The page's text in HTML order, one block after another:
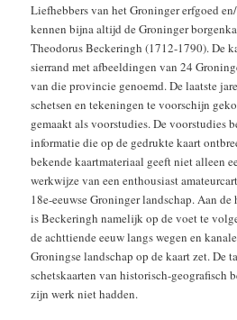
Liefhebbers van het Groninger erfgoed
kennen bijna altijd de Groninger
Theodorus Beckeringh (1712-1790). De
sierrand met afbeeldingen van 24
van die provincie genoemd. De laatste
schetsen en tekeningen te voorschijn
gemaakt als voorstudies. De voorstudies
informatie die op de gedrukte kaart
bekende kaartmateriaal geeft niet alleen
werkwijze van een enthousiast
18e-eeuwse Groninger landschap. Aan de
is Beckeringh namelijk op de voet te
de achttiende eeuw langs wegen en
Groningse landschap op de kaart zet. De
schetskaarten van historisch-geografisch
zijn werk niet hadden.